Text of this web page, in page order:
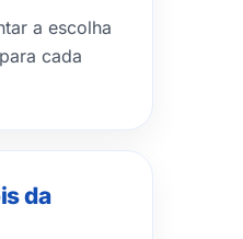
a escolha
cada
da